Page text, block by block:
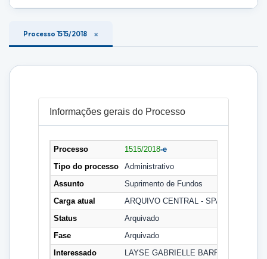
Processo 1515/2018
Informações gerais do Processo
Processo 1515/2018-e
Tipo do processo
Administrativo
Assunto
Suprimento de Fundos
Carga atual
ARQUIVO CENTRAL - SPA
Status
Arquivado
Fase
Arquivado
Interessado
LAYSE GABRIELLE BARROS